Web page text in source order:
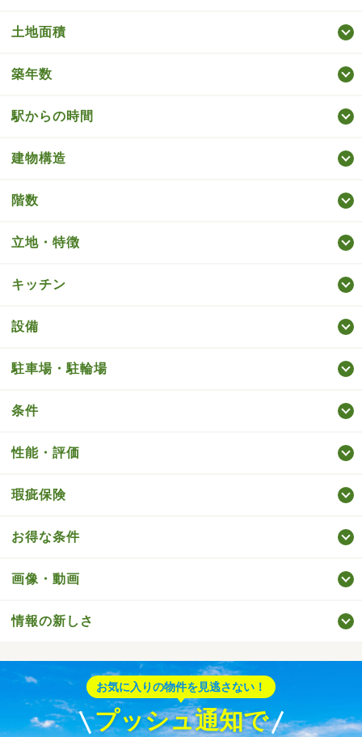
土地面積
築年数
駅からの時間
建物構造
階数
立地・特徴
キッチン
設備
駐車場・駐輪場
条件
性能・評価
瑕疵保険
お得な条件
画像・動画
情報の新しさ
お気に入りの物件を見逃さない！
プッシュ通知で